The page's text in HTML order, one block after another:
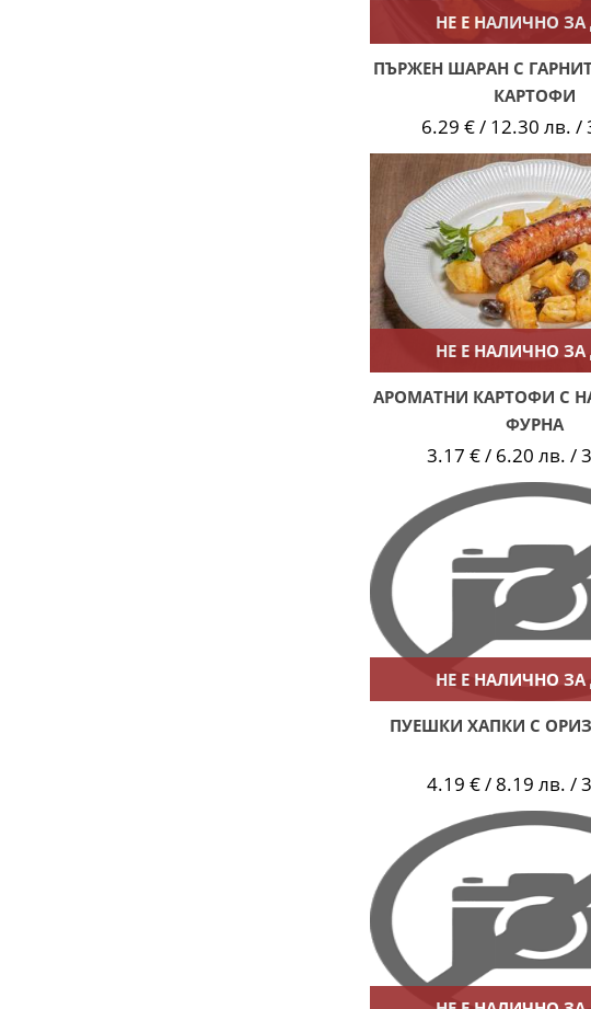
НЕ Е НАЛИЧНО ЗА
ПЪРЖЕН ШАРАН С
КАРТОФИ
6.29 € / 12.30 лв. /
НЕ Е НАЛИЧНО ЗА
АРОМАТНИ КАРТОФИ С
ФУРНА
3.17 € / 6.20 лв. /
НЕ Е НАЛИЧНО ЗА
ПУЕШКИ ХАПКИ С
4.19 € / 8.19 лв. /